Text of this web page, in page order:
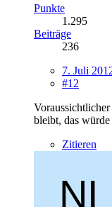
Punkte
1.295
Beiträge
236
7. Juli
#12
bleibt, das
Zitieren